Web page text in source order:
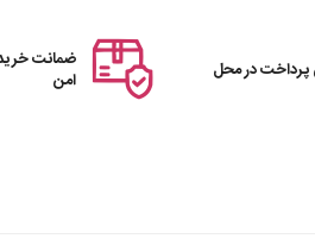
پرداخت در محل
ضمانت
امن